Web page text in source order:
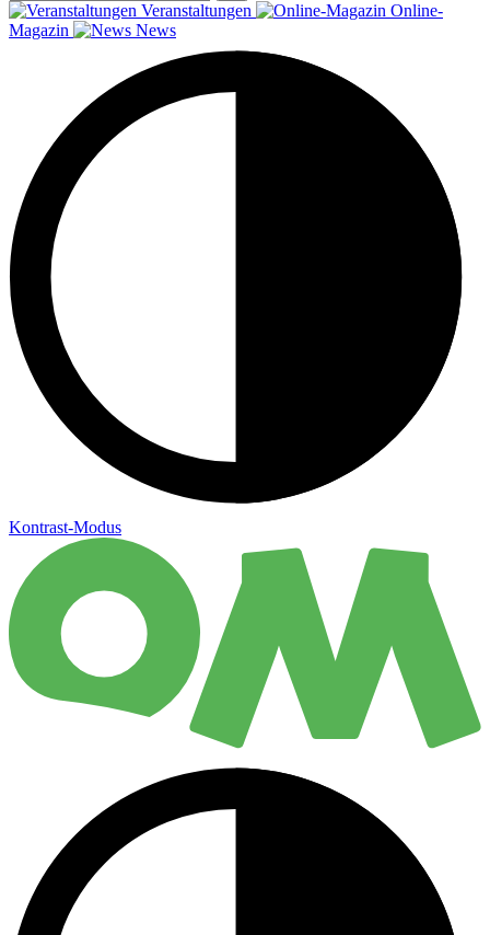
Veranstaltungen
Online-
Magazin
News
Kontrast-Modus